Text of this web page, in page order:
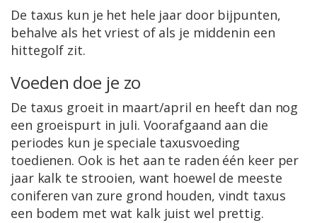
De taxus kun je het hele jaar door bijpunten,
behalve als het vriest of als je middenin een
hittegolf zit.
Voeden doe je zo
De taxus groeit in maart/april en heeft dan nog
een groeispurt in juli. Voorafgaand aan die
periodes kun je speciale taxusvoeding
toedienen. Ook is het aan te raden één keer per
jaar kalk te strooien, want hoewel de meeste
coniferen van zure grond houden, vindt taxus
een bodem met wat kalk juist wel prettig.